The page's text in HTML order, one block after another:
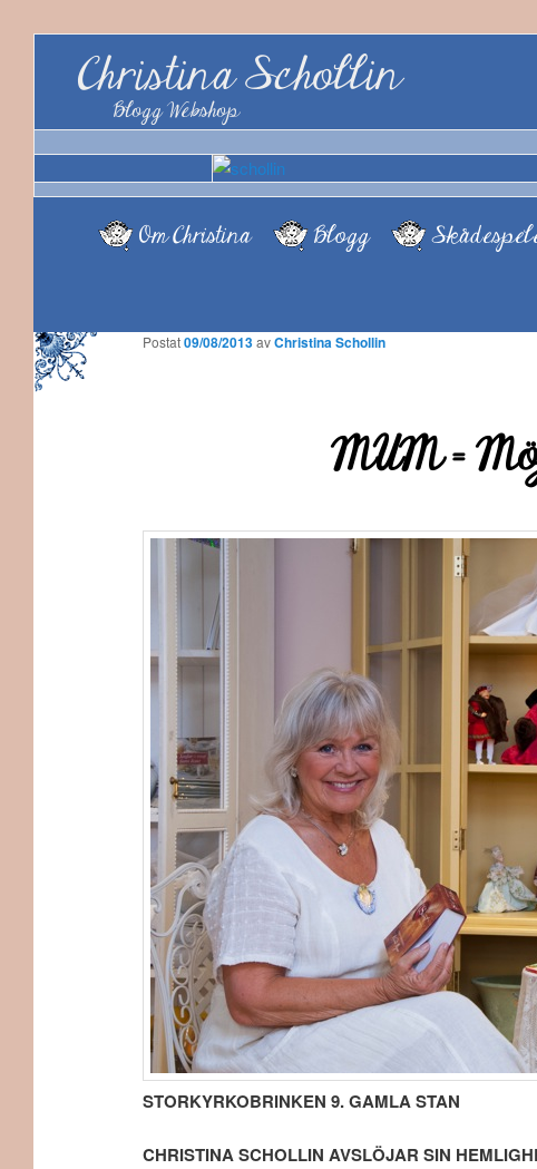
Christina Schollin
Blogg Webshop
Om Christina Blogg
MUM =
Postat09/08/2013 avChristina Schollin
STORKYRKOBRINKEN 9. GAMLA STAN
CHRISTINA SCHOLLIN AVSLÖJAR SIN